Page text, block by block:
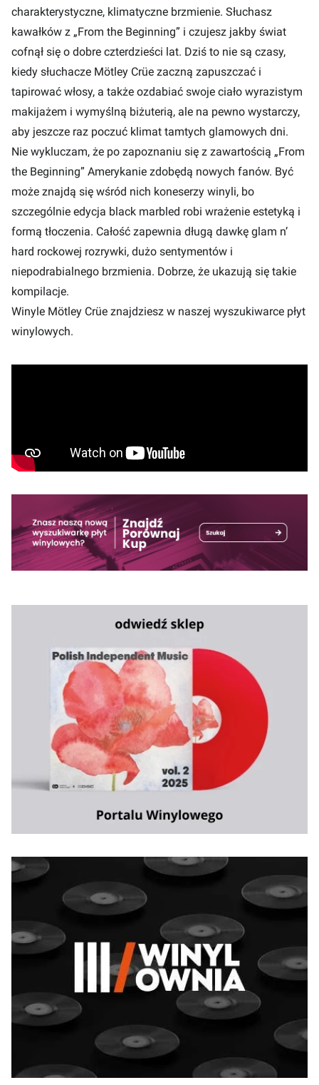
charakterystyczne, klimatyczne brzmienie. Słuchasz
kawałków z „From the Beginning” i czujesz jakby świat
cofnął się o dobre czterdzieści lat. Dziś to nie są czasy,
kiedy słuchacze Mötley Crüe zaczną zapuszczać i
tapirować włosy, a także ozdabiać swoje ciało wyrazistym
makijażem i wymyślną biżuterią, ale na pewno wystarczy,
aby jeszcze raz poczuć klimat tamtych glamowych dni.
Nie wykluczam, że po zapoznaniu się z zawartością „From
the Beginning” Amerykanie zdobędą nowych fanów. Być
może znajdą się wśród nich koneserzy winyli, bo
szczególnie edycja black marbled robi wrażenie estetyką i
formą tłoczenia. Całość zapewnia długą dawkę glam n’
hard rockowej rozrywki, dużo sentymentów i
niepodrabialnego brzmienia. Dobrze, że ukazują się takie
kompilacje.
Winyle Mötley Crüe znajdziesz w naszej wyszukiwarce płyt
winylowych.